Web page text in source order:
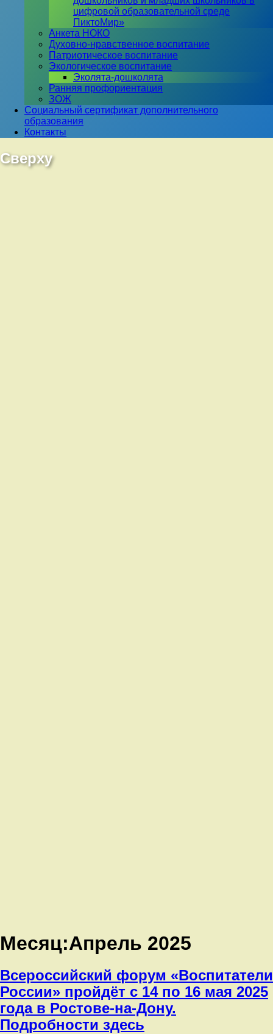
цифровой образовательной среде
ПиктоМир»
Анкета НОКО
Духовно-нравственное воспитание
Патриотическое воспитание
Экологическое воспитание
Эколята-дошколята
Ранняя профориентация
ЗОЖ
Социальный сертификат дополнительного
образования
Контакты
Сверху
Месяц:Апрель 2025
Всероссийский форум «Воспитатели
России» пройдёт с 14 по 16 мая 2025
года в Ростове-на-Дону.
Подробности здесь